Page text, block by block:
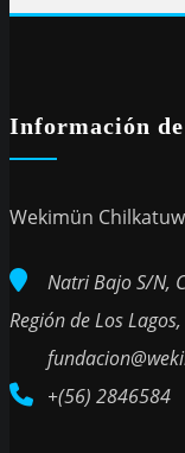
Información
Wekimün
Natri Bajo S/N,
Región de Los
+(56) 2846584